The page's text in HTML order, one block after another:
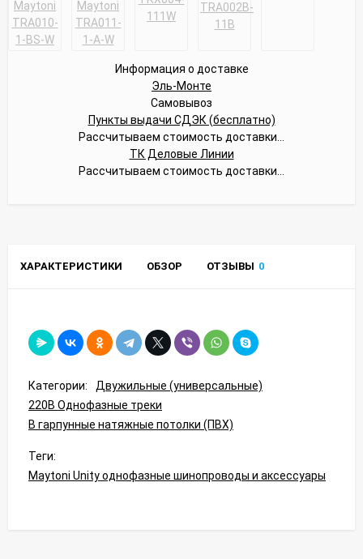
Информация о доставке
Эль-Монте
Самовывоз
Пункты выдачи СДЭК (бесплатно)
Рассчитываем стоимость доставки...
ТК Деловые Линии
Рассчитываем стоимость доставки...
ХАРАКТЕРИСТИКИ ОБЗОР ОТЗЫВЫ 0
Категории:
Двужильные (универсальные)
220В Однофазные треки
В гарпунные натяжные потолки (ПВХ)
Теги:
Maytoni Unity однофазные шинопроводы и аксессуары